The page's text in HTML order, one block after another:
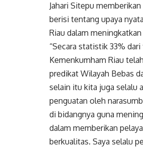
Jahari Sitepu
berisi tentang upaya
Riau dalam
“Secara statistik 33%
Kemenkumham Riau
predikat Wilayah Bebas
selain itu kita juga selalu
penguatan oleh
di bidangnya guna
dalam memberikan
berkualitas. Saya selalu